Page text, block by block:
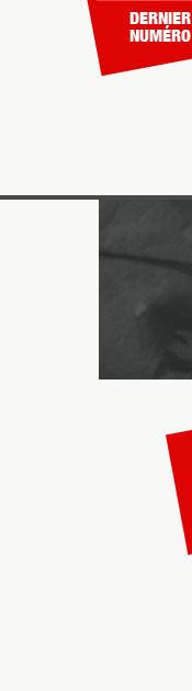
DERNIER
NUMÉRO